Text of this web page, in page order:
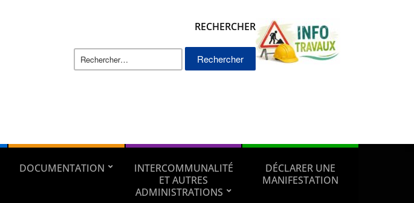
RECHERCHER
Rechercher :
DOCUMENTATION
INTERCOMMUNALITÉ
ET AUTRES
ADMINISTRATIONS
DÉCLARER UNE
MANIFESTATION